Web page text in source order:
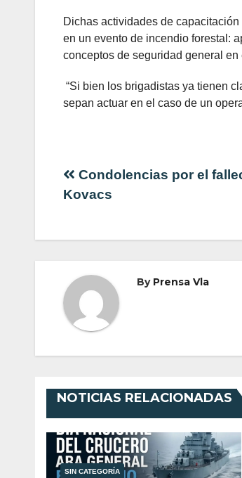
Dichas actividades de
en un evento de incendio forestal:
conceptos de seguridad general
“Si bien los brigadistas ya tienen
sepan actuar en el caso de un
Navegación
entradas
Condolencias por el
Kovacs
By Prensa Vla
NOTICIAS RELACIONADAS
SIN CATEGORÍA